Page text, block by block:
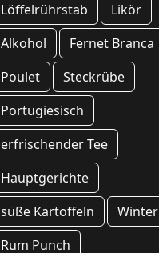
Löffelrührstab
Likör
Alkohol
Fernet Branca
Poulet
Steckrübe
Portugiesisch
erfrischender Tee
Hauptgerichte
süße Kartoffeln
Winter
Rum Punch